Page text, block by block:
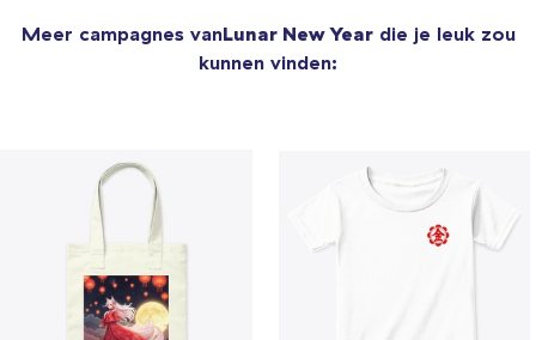
Meer campagnes vanLunar New Yeardie je leuk zou
kunnen vinden: